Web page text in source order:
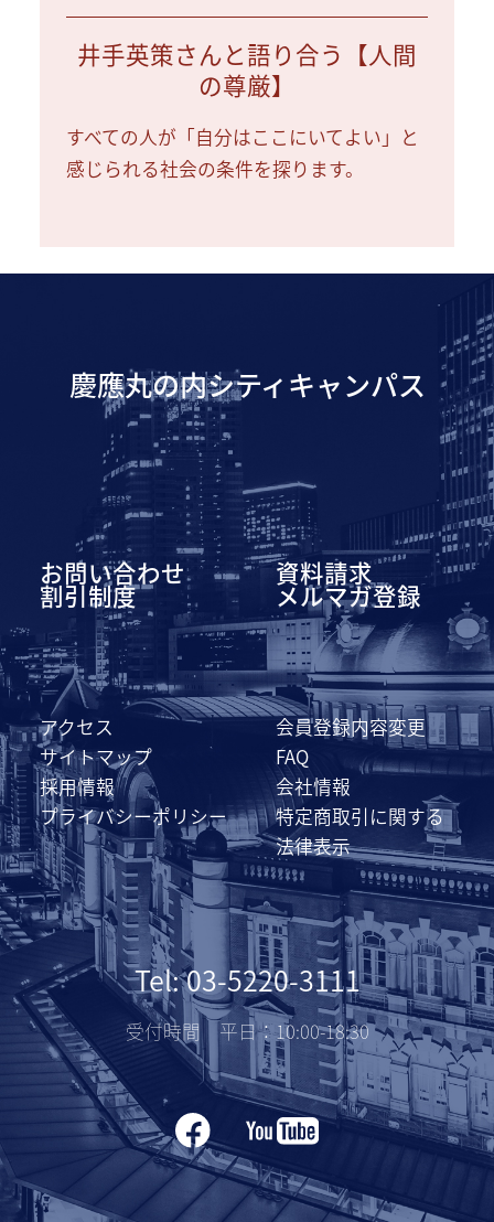
井手英策さんと語り合う【人間
の尊厳】
すべての人が「自分はここにいてよい」と
感じられる社会の条件を探ります。
慶應丸の内シティキャンパス
お問い合わせ 資料請求
割引制度 メルマガ登録
アクセス
会員登録内容変更
サイトマップ
FAQ
採用情報
会社情報
プライバシーポリシー
特定商取引に関する
法律表示
Tel: 03-5220-3111
受付時間 平日：10:00-18:30